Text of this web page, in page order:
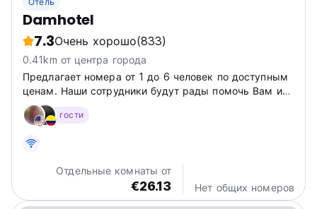
Damhotel
7.3Очень хорошо(833)
0.41km от центра города
Предлагает номера от 1 до 6 человек по доступным
ценам. Наши сотрудники будут рады помочь Вам и
предоставить всю необходимую информацию о
нашем прекрасном городе. Расположен в самом
гости
Отдельные комнаты от
€26.13 Нет общих номеров